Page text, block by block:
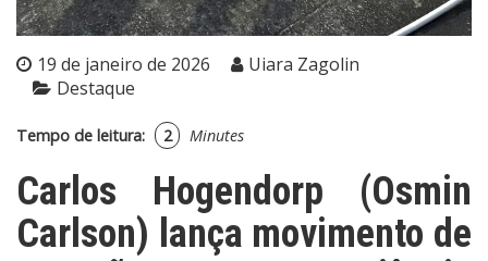
19 de janeiro de 2026
Uiara Zagolin
Destaque
Tempo de leitura: 2 Minutes
Carlos Hogendorp (Osmin
Carlson) lança movimento de